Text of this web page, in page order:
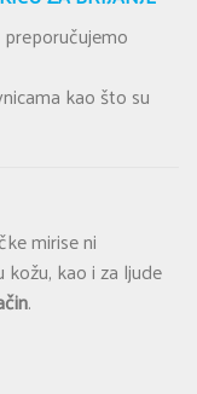
kao što su
mirise ni
kao i za ljude
.